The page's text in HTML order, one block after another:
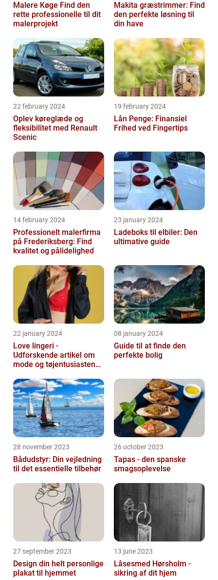
Malere Køge Find den
rette professionelle til dit
malerprojekt
Makita græstrimmer: Find
den perfekte løsning til
din have
22 february 2024
Oplev køreglæde og
fleksibilitet med Renault
Scenic
19 february 2024
Lån Penge: Finansiel
Frihed ved Fingertips
14 february 2024
Professionelt malerfirma
på Frederiksberg: Find
kvalitet og pålidelighed
23 january 2024
Ladeboks til elbiler: Den
ultimative guide
22 january 2024
Love lingeri -
Udforskende artikel om
mode og tøjentusiastens
08 january 2024
Guide til at finde den
perfekte bolig
28 november 2023
Bådudstyr: Din vejledning
til det essentielle tilbehør
26 october 2023
Tapas - den spanske
smagsoplevelse
27 september 2023
Design din helt personlige
plakat til hjemmet
13 june 2023
Låsesmed Hørsholm -
sikring af dit hjem